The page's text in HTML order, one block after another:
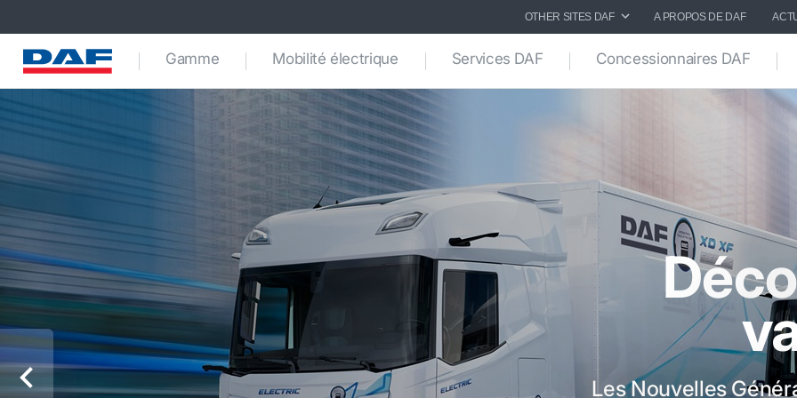
OTHER SITES DAF A PROPOS DE DAF
Gamme Mobilité électrique Services DAF Concessionnaires DAF
Les Nouvelles